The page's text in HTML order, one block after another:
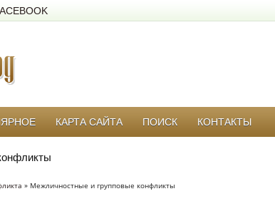
КАРТА САЙТА ПОИСК КОНТАКТЫ
» Межличностные и групповые конфликты